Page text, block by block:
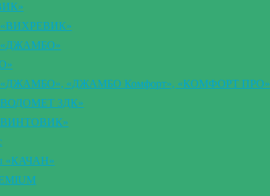
«ВИХРЕВИК»
«ДЖАМБО»
«ДЖАМБО», «ДЖАМБО Комфорт», «КОМФОРТ ПРО»
«ВОДОМЕТ 3ДК»
«ВИНТОВИК»
«КАЧАН»